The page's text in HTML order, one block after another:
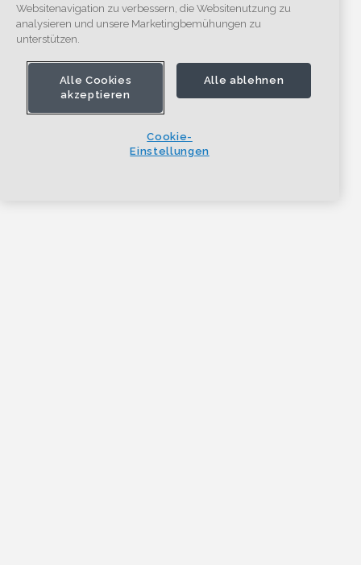
Websitenavigation zu verbessern, die Websitenutzung zu
analysieren und unsere Marketingbemühungen zu
unterstützen.
Alle Cookies
akzeptieren
Alle ablehnen
Cookie-
Einstellungen